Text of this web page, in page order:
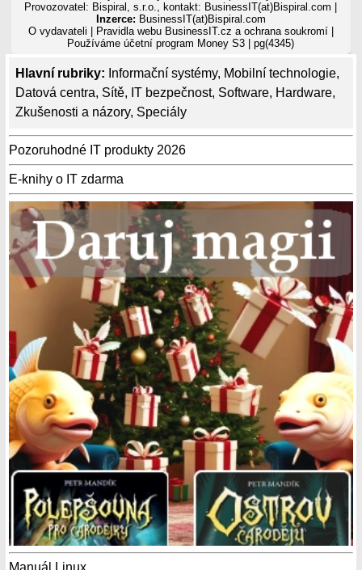
Hlavní rubriky: Informační systémy, Mobilní technologie,
Datová centra, Sítě, IT bezpečnost, Software, Hardware,
Zkušenosti a názory, Speciály
Pozoruhodné IT produkty 2026
E-knihy o IT zdarma
Manuál Linux
Provozovatel: Bispiral, s.r.o., kontakt: BusinessIT(at)Bispiral.com |
Inzerce: BusinessIT(at)Bispiral.com
O vydavateli
Pravidla webu BusinessIT.cz a ochrana soukromí|
Používámeúčetní program Money S3 | pg(4345)